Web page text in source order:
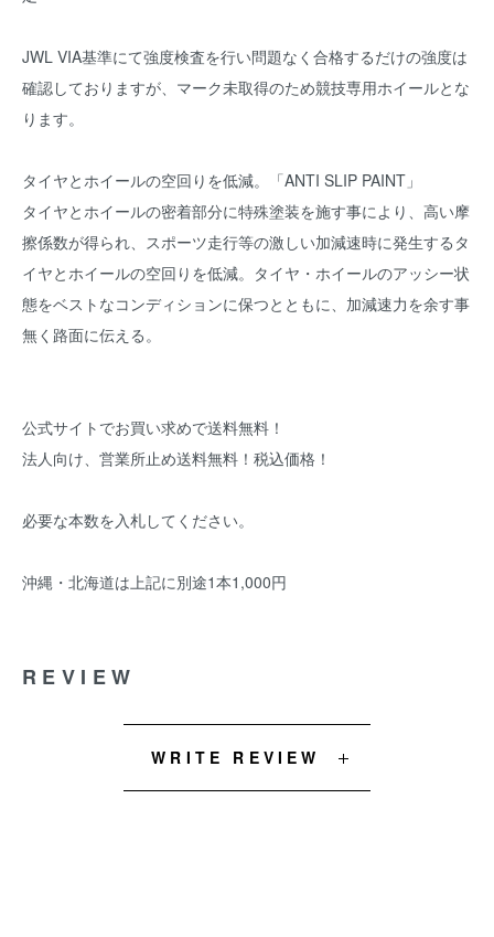
JWL VIA基準にて強度検査を行い問題なく合格するだけの強度は
確認しておりますが、マーク未取得のため競技専用ホイールとな
ります。
タイヤとホイールの空回りを低減。「ANTI SLIP PAINT」
タイヤとホイールの密着部分に特殊塗装を施す事により、高い摩
擦係数が得られ、スポーツ走行等の激しい加減速時に発生するタ
イヤとホイールの空回りを低減。タイヤ・ホイールのアッシー状
態をベストなコンディションに保つとともに、加減速力を余す事
無く路面に伝える。
公式サイトでお買い求めで送料無料！
法人向け、営業所止め送料無料！税込価格！
必要な本数を入札してください。
沖縄・北海道は上記に別途1本1,000円
REVIEW
WRITE REVIEW